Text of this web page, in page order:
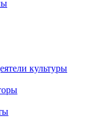
культуры